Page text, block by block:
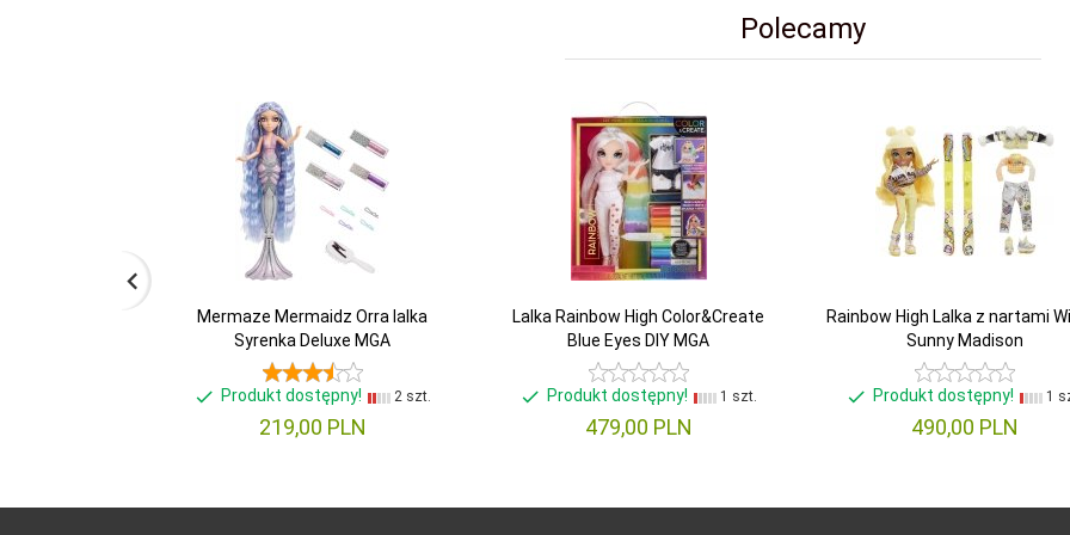
Polecamy
Mermaze Mermaidz Orra lalka
Syrenka Deluxe MGA
Produkt dostępny! 2 szt.
219,00 PLN
Lalka Rainbow High Color&Create
Blue Eyes DIY MGA
Produkt dostępny! 1 szt.
479,00 PLN
Rainbow High Lalka z nartami
Sunny Madison
Produkt dostępny! 1
490,00 PLN